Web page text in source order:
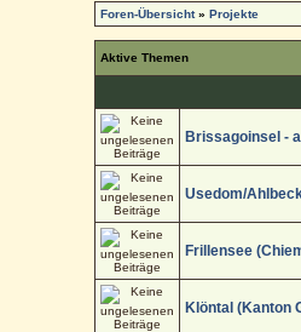
Foren-Übersicht»Projekte
Aktive Themen
Brissagoinsel -
Usedom/
Frillensee
Klöntal (Kanton